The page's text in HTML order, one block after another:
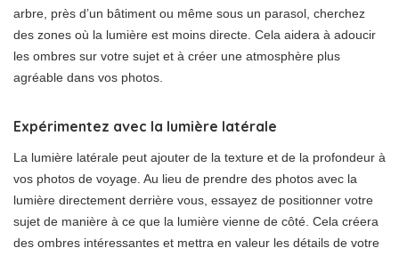
arbre, près d’un bâtiment ou même sous un parasol, cherchez
des zones où la lumière est moins directe. Cela aidera à adoucir
les ombres sur votre sujet et à créer une atmosphère plus
agréable dans vos photos.
Expérimentez avec la lumière latérale
La lumière latérale peut ajouter de la texture et de la profondeur à
vos photos de voyage. Au lieu de prendre des photos avec la
lumière directement derrière vous, essayez de positionner votre
sujet de manière à ce que la lumière vienne de côté. Cela créera
des ombres intéressantes et mettra en valeur les détails de votre